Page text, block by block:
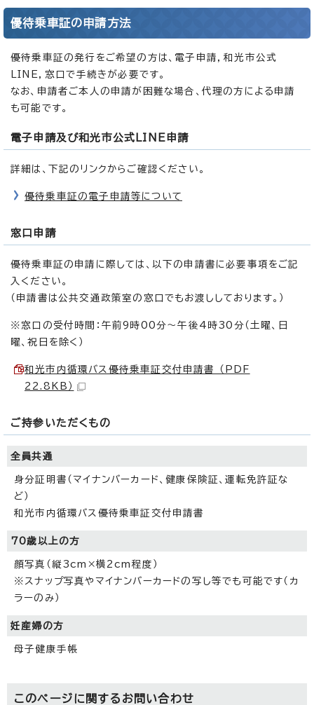
優待乗車証の申請方法
優待乗車証の発行をご希望の方は、電子申請，和光市公式
LINE，窓口で手続きが必要です。
なお、申請者ご本人の申請が困難な場合、代理の方による申請
も可能です。
電子申請及び和光市公式LINE申請
詳細は、下記のリンクからご確認ください。
優待乗車証の電子申請等について
窓口申請
優待乗車証の申請に際しては、以下の申請書に必要事項をご記
入ください。
（申請書は公共交通政策室の窓口でもお渡ししております。）
※窓口の受付時間：午前9時00分～午後4時30分（土曜、日
曜、祝日を除く）
和光市内循環バス優待乗車証交付申請書 （PDF
22.8KB）
ご持参いただくもの
全員共通
身分証明書（マイナンバーカード、健康保険証、運転免許証な
ど）
和光市内循環バス優待乗車証交付申請書
70歳以上の方
顔写真（縦3cm×横2cm程度）
※スナップ写真やマイナンバーカードの写し等でも可能です（カ
ラーのみ）
妊産婦の方
母子健康手帳
このページに関する お問い合わせ